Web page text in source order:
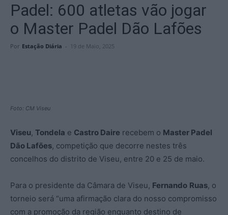
Padel: 600 atletas vão jogar
o Master Padel Dão Lafões
Por Estação Diária - 19 de Maio, 2025
Foto: CM Viseu
Viseu, Tondela e Castro Daire recebem o Master Padel
Dão Lafões, competição que decorre nestes três
concelhos do distrito de Viseu, entre 20 e 25 de maio.
Para o presidente da Câmara de Viseu, Fernando Ruas, o
torneio será “uma afirmação clara do nosso compromisso
com a promoção da região enquanto destino de